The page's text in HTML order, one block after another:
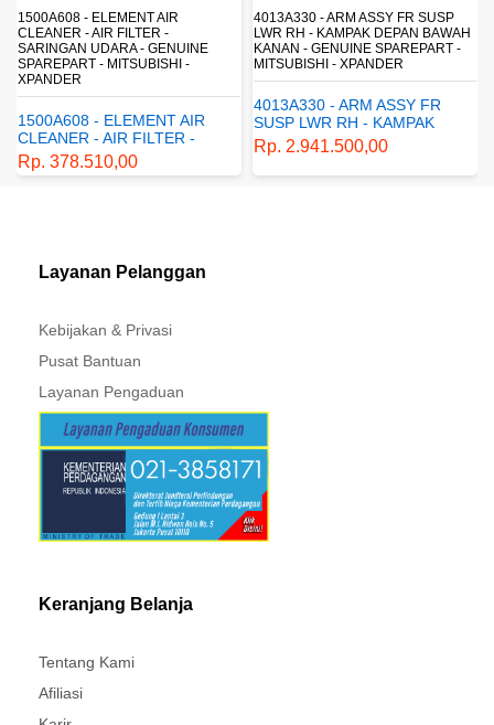
1500A608 - ELEMENT AIR
CLEANER - AIR FILTER -
SARINGAN UDARA - GENUINE
SPAREPART - MITSUBISHI -
XPANDER
1500A608 - ELEMENT AIR
CLEANER - AIR FILTER -
SARINGAN UDARA -
GENUINE SPAREPART -
Rp. 378.510,00
4013A330 - ARM ASSY FR SUSP
LWR RH - KAMPAK DEPAN BAWAH
KANAN - GENUINE SPAREPART -
MITSUBISHI - XPANDER
4013A330 - ARM ASSY FR
SUSP LWR RH - KAMPAK
DEPAN BAWAH KANAN -
GENUINE SPAREPART -
MITSUBISHI - XPANDER
Rp. 2.941.500,00
Layanan Pelanggan
Kebijakan & Privasi
Pusat Bantuan
Layanan Pengaduan
Keranjang Belanja
Tentang Kami
Afiliasi